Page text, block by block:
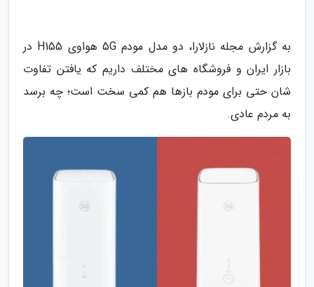
به گزارش مجله نازلارا، دو مدل مودم 5G هواوی H155 در
بازار ایران و فروشگاه های مختلف داریم که یافتن تفاوت
شان حتی برای مودم بازها هم کمی سخت است؛ چه برسد
به مردم عادی.